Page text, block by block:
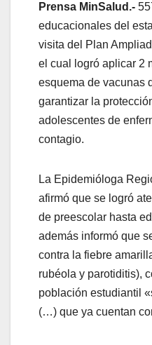
Prensa MinSalud.-
educacionales del
visita del Plan
el cual logró aplicar 2
esquema de vacunas
garantizar la
adolescentes de
contagio.
La Epidemióloga
afirmó que se logró
de preescolar hasta
además informó que
contra la fiebre
rubéola y parotiditis),
población estudiantil
(…) que ya cuentan